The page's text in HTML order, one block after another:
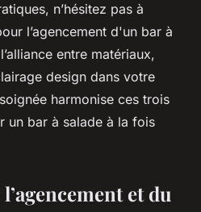
n’hésitez pas à
l’agencement d'un bar à
entre matériaux,
design dans votre
harmonise ces trois
un bar à salade à la fois
et du